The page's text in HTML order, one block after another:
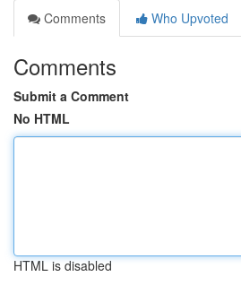
Comments
Who Upvoted
Comments
Submit a Comment
No HTML
HTML is disabled